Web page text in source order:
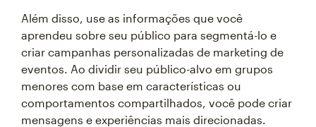
Além disso, use as informações que você
aprendeu sobre seu público para segmentá-lo e
criar campanhas personalizadas de marketing de
eventos. Ao dividir seu público-alvo em grupos
menores com base em características ou
comportamentos compartilhados, você pode criar
mensagens e experiências mais direcionadas.